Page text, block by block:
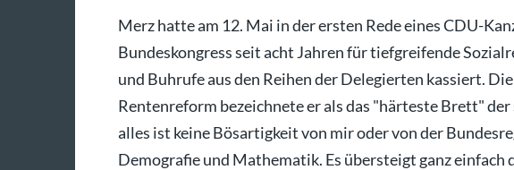
Merz hatte am 12. Mai in der ersten Rede eines CDU-
Bundeskongress seit acht Jahren für tiefgreifende
und Buhrufe aus den Reihen der Delegierten kassiert.
Rentenreform bezeichnete er als das "härteste Brett"
alles ist keine Bösartigkeit von mir oder von der
Demografie und Mathematik. Es übersteigt ganz einfach